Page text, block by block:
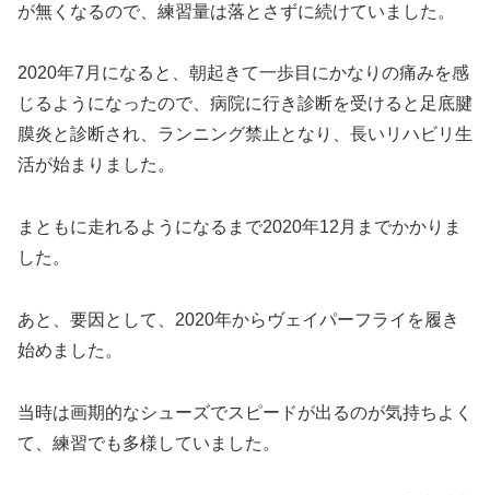
が無くなるので、練習量は落とさずに続けていました。
2020年7月になると、朝起きて一歩目にかなりの痛みを感
じるようになったので、病院に行き診断を受けると足底腱
膜炎と診断され、ランニング禁止となり、長いリハビリ生
活が始まりました。
まともに走れるようになるまで2020年12月までかかりま
した。
あと、要因として、2020年からヴェイパーフライを履き
始めました。
当時は画期的なシューズでスピードが出るのが気持ちよく
て、練習でも多様していました。